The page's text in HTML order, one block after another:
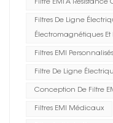
Filtre EMI À Résistance
Filtres De Ligne
Électromagnétiques
Filtres EMI Personnalisés
Filtre De Ligne
Conception De Filtre
Filtres EMI Médicaux